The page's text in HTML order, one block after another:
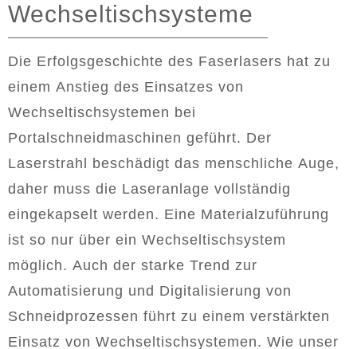
Wechseltischsysteme
Die Erfolgsgeschichte des Faserlasers hat zu
einem Anstieg des Einsatzes von
Wechseltischsystemen bei
Portalschneidmaschinen geführt. Der
Laserstrahl beschädigt das menschliche Auge,
daher muss die Laseranlage vollständig
eingekapselt werden. Eine Materialzuführung
ist so nur über ein Wechseltischsystem
möglich. Auch der starke Trend zur
Automatisierung und Digitalisierung von
Schneidprozessen führt zu einem verstärkten
Einsatz von Wechseltischsystemen. Wie unser